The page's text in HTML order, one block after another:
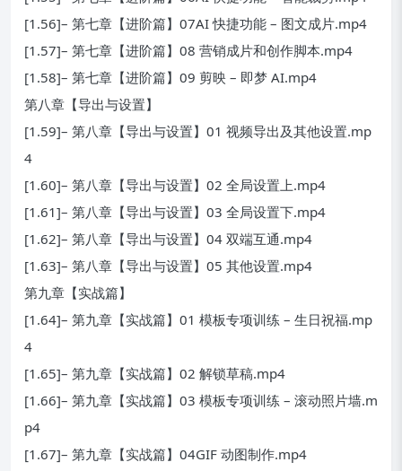
[1.56]– 第七章【进阶篇】07AI 快捷功能 – 图文成片.mp4
[1.57]– 第七章【进阶篇】08 营销成片和创作脚本.mp4
[1.58]– 第七章【进阶篇】09 剪映 – 即梦 AI.mp4
第八章【导出与设置】
[1.59]– 第八章【导出与设置】01 视频导出及其他设置.mp
4
[1.60]– 第八章【导出与设置】02 全局设置上.mp4
[1.61]– 第八章【导出与设置】03 全局设置下.mp4
[1.62]– 第八章【导出与设置】04 双端互通.mp4
[1.63]– 第八章【导出与设置】05 其他设置.mp4
第九章【实战篇】
[1.64]– 第九章【实战篇】01 模板专项训练 – 生日祝福.mp
4
[1.65]– 第九章【实战篇】02 解锁草稿.mp4
[1.66]– 第九章【实战篇】03 模板专项训练 – 滚动照片墙.m
p4
[1.67]– 第九章【实战篇】04GIF 动图制作.mp4